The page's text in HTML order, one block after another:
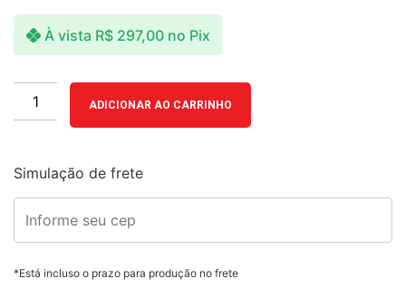
À vista R$297,00 no Pix
ADICIONAR AO CARRINHO
Simulação de frete
*Está incluso o prazo para produção no frete